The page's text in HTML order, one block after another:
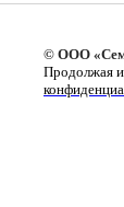
© ООО
Продолжая